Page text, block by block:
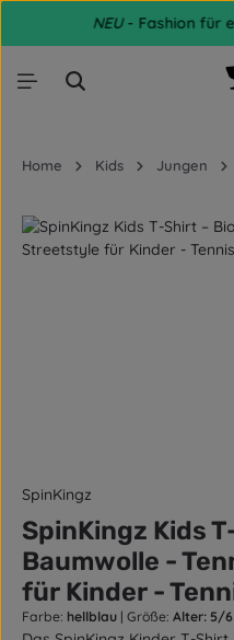
Zum Hauptinhalt springen
NEU- Fashion für
Home Kids Jungen
Bildergalerie überspringen
SpinKingz
SpinKingz Kids
Baumwolle -
für Kinder -
Farbe: hellblau | Größe: Alter: 5/6